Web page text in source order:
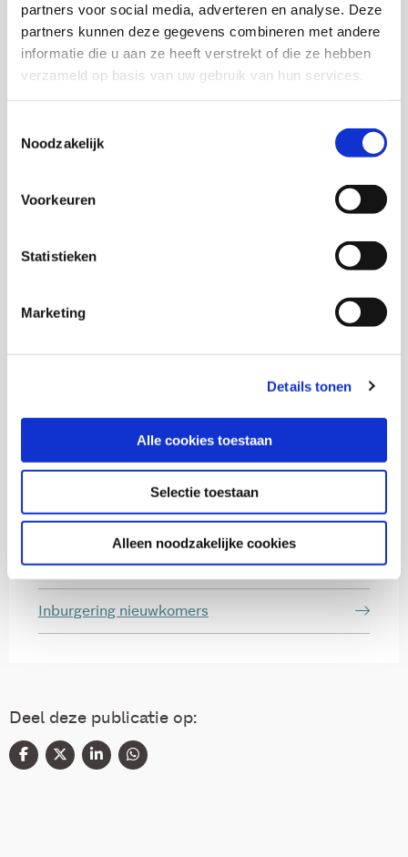
partners voor social media, adverteren en analyse. Deze
partners kunnen deze gegevens combineren met andere
informatie die u aan ze heeft verstrekt of die ze hebben
verzameld op basis van uw gebruik van hun services.
Noodzakelijk
Voorkeuren
Statistieken
Marketing
Details tonen
Alle cookies toestaan
Selectie toestaan
Alleen noodzakelijke cookies
gerichte inspanningen in een aantal gemeenten om
barrières te slechten en de kansen van hoger
opgeleide vrouwelijke vluchtelingen te vergroten.
Thema's
Diversiteit
Inburgering nieuwkomers
Deel deze publicatie op: